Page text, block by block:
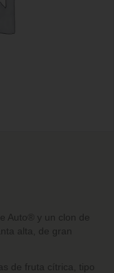
Auto® y un clon de
alta, de gran
de fruta cítrica, tipo